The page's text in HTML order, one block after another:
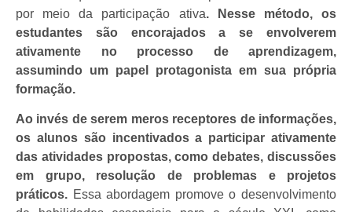
por meio da participação ativa. Nesse método, os
estudantes são encorajados a se envolverem
ativamente no processo de aprendizagem,
assumindo um papel protagonista em sua própria
formação.
Ao invés de serem meros receptores de informações,
os alunos são incentivados a participar ativamente
das atividades propostas, como debates, discussões
em grupo, resolução de problemas e projetos
práticos. Essa abordagem promove o desenvolvimento